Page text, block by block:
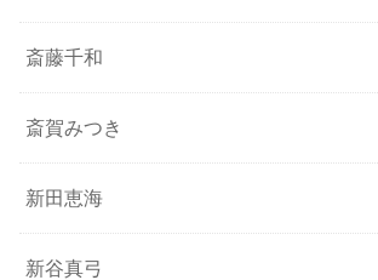
斎藤千和
斎賀みつき
新田恵海
新谷真弓